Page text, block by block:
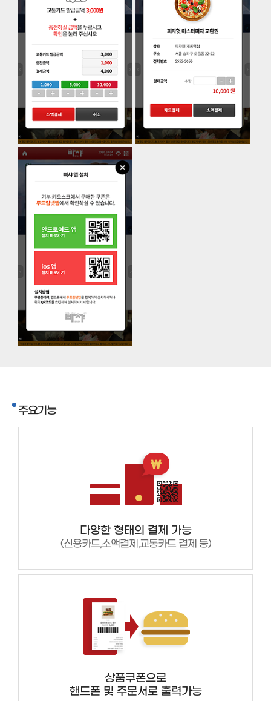
주요기능
다양한 형태의 결제 가능
(신용카드,소액결제,교통카드 결제 등)
상품쿠폰으로
핸드폰 및 주문서로 출력가능